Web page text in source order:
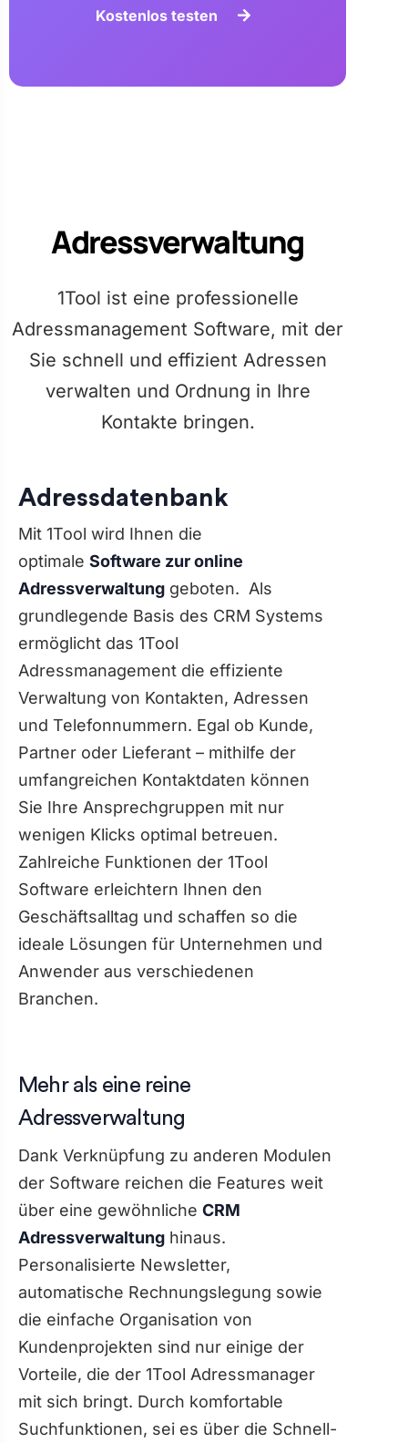
Kostenlos testen
Adressverwaltung
1Tool ist eine professionelle
Adressmanagement Software, mit der
Sie schnell und effizient Adressen
verwalten und Ordnung in Ihre
Kontakte bringen.
Adressdatenbank
Mit 1Tool wird Ihnen die
optimale Software zur online
Adressverwaltung geboten. Als
grundlegende Basis des CRM Systems
ermöglicht das 1Tool
Adressmanagement die effiziente
Verwaltung von Kontakten, Adressen
und Telefonnummern. Egal ob Kunde,
Partner oder Lieferant – mithilfe der
umfangreichen Kontaktdaten können
Sie Ihre Ansprechgruppen mit nur
wenigen Klicks optimal betreuen.
Zahlreiche Funktionen der 1Tool
Software erleichtern Ihnen den
Geschäftsalltag und schaffen so die
ideale Lösungen für Unternehmen und
Anwender aus verschiedenen
Branchen.
Mehr als eine reine
Adressverwaltung
Dank Verknüpfung zu anderen Modulen
der Software reichen die Features weit
über eine gewöhnliche CRM
Adressverwaltung hinaus.
Personalisierte Newsletter,
automatische Rechnungslegung sowie
die einfache Organisation von
Kundenprojekten sind nur einige der
Vorteile, die der 1Tool Adressmanager
mit sich bringt. Durch komfortable
Suchfunktionen, sei es über die Schnell-